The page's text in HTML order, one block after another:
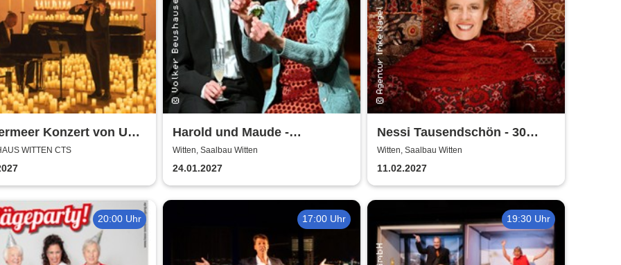
Konzert von Uwe
WITTEN CTS
Harold und Maude -
Theatergemeinde Volksbühne
Witten
Witten, Saalbau Witten
24.01.2027
Nessi Tausendschön - 30
Jahre Zenit
Witten, Saalbau Witten
11.02.2027
20:00 Uhr 17:00 Uhr 19:30 Uhr